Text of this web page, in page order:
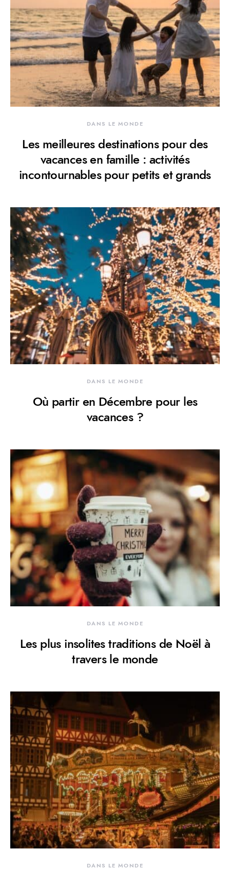
DANS LE MONDE
Les meilleures destinations pour des
vacances en famille : activités
incontournables pour petits et grands
DANS LE MONDE
Où partir en Décembre pour les
vacances ?
DANS LE MONDE
Les plus insolites traditions de Noël à
travers le monde
DANS LE MONDE